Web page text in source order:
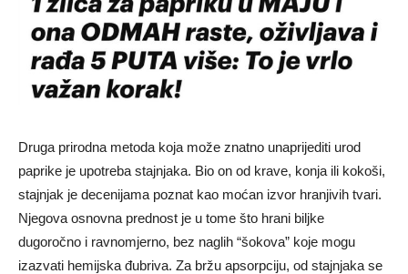
Druga prirodna metoda koja može znatno unaprijediti urod
paprike je upotreba stajnjaka. Bio on od krave, konja ili kokoši,
stajnjak je decenijama poznat kao moćan izvor hranjivih tvari.
Njegova osnovna prednost je u tome što hrani biljke
dugoročno i ravnomjerno, bez naglih “šokova” koje mogu
izazvati hemijska đubriva. Za bržu apsorpciju, od stajnjaka se